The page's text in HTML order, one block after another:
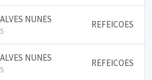
NUNES REFEICOES
NUNES REFEICOES